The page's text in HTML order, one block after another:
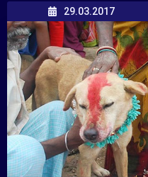
прогнившей акулятины
искушенного едока:
похоже на запах
При первом знакомстве
советуют заткнуть нос
не так уж и ужасно =)
деликатеса можно
суровым викингом.
29.03.2017